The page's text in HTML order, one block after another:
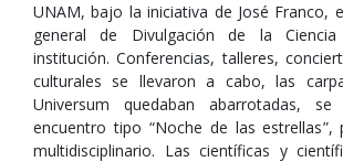
UNAM, bajo la iniciativa de José Franco,
general de Divulgación de la
institución. Conferencias, talleres,
culturales se llevaron a cabo, las
Universum quedaban abarrotadas,
encuentro tipo “Noche de las
multidisciplinario. Las científicas y